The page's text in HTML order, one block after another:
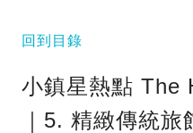
回到目錄
小鎮星熱點 The
｜5. 精緻傳統